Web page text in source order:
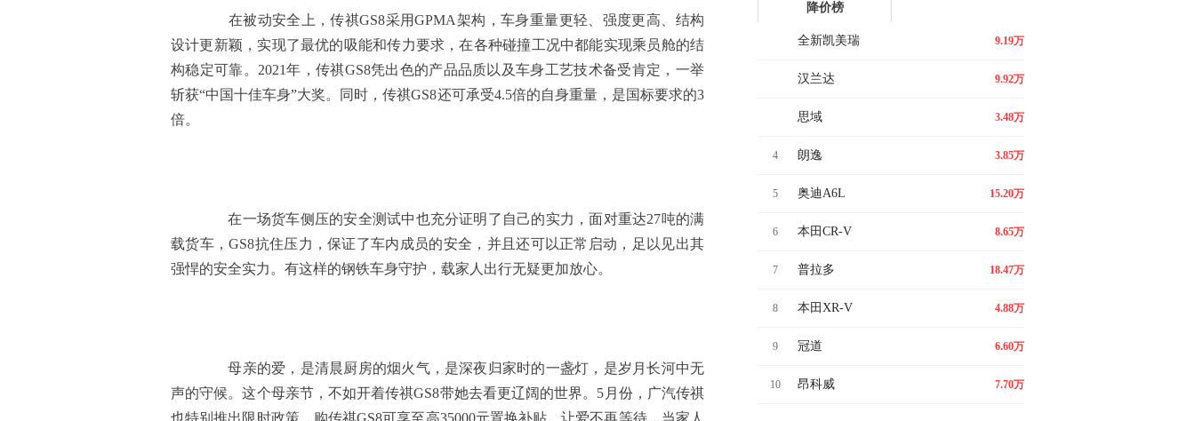
在被动安全上，传祺GS8采用GPMA架构，车身重量更轻、强度更高、结构
设计更新颖，实现了最优的吸能和传力要求，在各种碰撞工况中都能实现乘员舱的结
构稳定可靠。2021年，传祺GS8凭出色的产品品质以及车身工艺技术备受肯定，一举
斩获“中国十佳车身”大奖。同时，传祺GS8还可承受4.5倍的自身重量，是国标要求的3
倍。
在一场货车侧压的安全测试中也充分证明了自己的实力，面对重达27吨的满
载货车，GS8抗住压力，保证了车内成员的安全，并且还可以正常启动，足以见出其
强悍的安全实力。有这样的钢铁车身守护，载家人出行无疑更加放心。
母亲的爱，是清晨厨房的烟火气，是深夜归家时的一盏灯，是岁月长河中无
声的守候。这个母亲节，不如开着传祺GS8带她去看更辽阔的世界。5月份，广汽传祺
也特别推出限时政策，购传祺GS8可享至高35000元置换补贴。让爱不再等待，当家人
对比海鸥！全面检验瑞虎3x卓越版含金
降价榜
全新凯美瑞 9.19万
汉兰达 9.92万
思域 3.48万
4 朗逸 3.85万
5 奥迪A6L 15.20万
6 本田CR-V 8.65万
7 普拉多 18.47万
8 本田XR-V 4.88万
9 冠道 6.60万
10 昂科威 7.70万